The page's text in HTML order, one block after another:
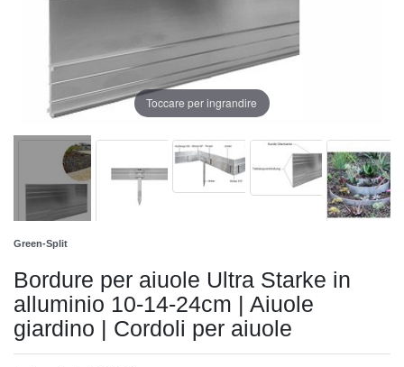
Toccare per ingrandire
Green-Split
Bordure per aiuole Ultra Starke in
alluminio 10-14-24cm | Aiuole
giardino | Cordoli per aiuole